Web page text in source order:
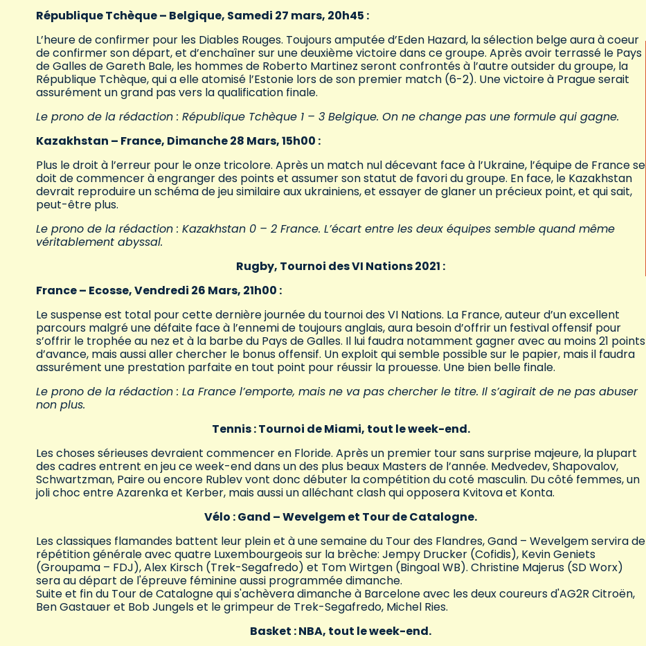
République Tchèque – Belgique, Samedi 27 mars, 20h45 :
L’heure de confirmer pour les Diables Rouges. Toujours amputée d’Eden Hazard, la sélection belge aura à coeur
de confirmer son départ, et d’enchaîner sur une deuxième victoire dans ce groupe. Après avoir terrassé le Pays
de Galles de Gareth Bale, les hommes de Roberto Martinez seront confrontés à l’autre outsider du groupe, la
République Tchèque, qui a elle atomisé l’Estonie lors de son premier match (6-2). Une victoire à Prague serait
assurément un grand pas vers la qualification finale.
Le prono de la rédaction : République Tchèque 1 – 3 Belgique. On ne change pas une formule qui gagne.
Kazakhstan – France, Dimanche 28 Mars, 15h00 :
Plus le droit à l’erreur pour le onze tricolore. Après un match nul décevant face à l’Ukraine, l’équipe de France se
doit de commencer à engranger des points et assumer son statut de favori du groupe. En face, le Kazakhstan
devrait reproduire un schéma de jeu similaire aux ukrainiens, et essayer de glaner un précieux point, et qui sait,
peut-être plus.
Le prono de la rédaction : Kazakhstan 0 – 2 France. L’écart entre les deux équipes semble quand même
véritablement abyssal.
Rugby, Tournoi des VI Nations 2021 :
France – Ecosse, Vendredi 26 Mars, 21h00 :
Le suspense est total pour cette dernière journée du tournoi des VI Nations. La France, auteur d’un excellent
parcours malgré une défaite face à l’ennemi de toujours anglais, aura besoin d’offrir un festival offensif pour
s’offrir le trophée au nez et à la barbe du Pays de Galles. Il lui faudra notamment gagner avec au moins 21 points
d’avance, mais aussi aller chercher le bonus offensif. Un exploit qui semble possible sur le papier, mais il faudra
assurément une prestation parfaite en tout point pour réussir la prouesse. Une bien belle finale.
Le prono de la rédaction : La France l’emporte, mais ne va pas chercher le titre. Il s’agirait de ne pas abuser
non plus.
Tennis : Tournoi de Miami, tout le week-end.
Les choses sérieuses devraient commencer en Floride. Après un premier tour sans surprise majeure, la plupart
des cadres entrent en jeu ce week-end dans un des plus beaux Masters de l’année. Medvedev, Shapovalov,
Schwartzman, Paire ou encore Rublev vont donc débuter la compétition du coté masculin. Du côté femmes, un
joli choc entre Azarenka et Kerber, mais aussi un alléchant clash qui opposera Kvitova et Konta.
Vélo : Gand – Wevelgem et Tour de Catalogne.
Les classiques flamandes battent leur plein et à une semaine du Tour des Flandres, Gand – Wevelgem servira de
répétition générale avec quatre Luxembourgeois sur la brèche: Jempy Drucker (Cofidis), Kevin Geniets
(Groupama – FDJ), Alex Kirsch (Trek-Segafredo) et Tom Wirtgen (Bingoal WB). Christine Majerus (SD Worx)
sera au départ de l'épreuve féminine aussi programmée dimanche.
Suite et fin du Tour de Catalogne qui s'achèvera dimanche à Barcelone avec les deux coureurs d'AG2R Citroën,
Ben Gastauer et Bob Jungels et le grimpeur de Trek-Segafredo, Michel Ries.
Basket : NBA, tout le week-end.